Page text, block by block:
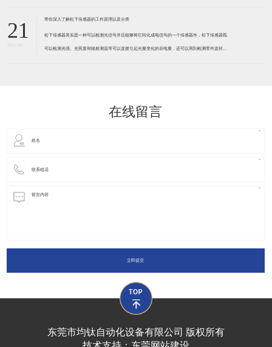
器是利用相应材料的浆料，涂覆在陶瓷基片上
21
2021-01
带你深入了解松下传感器的工作原理以及分类
松下传感器其实是一种可以检测光信号并且能够将它转化成电信号的一个传感器件，松下传感器既
可以检测光强、光照度和辐射测温等可以直接引起光量变化的非电量，还可以用到检测零件直径、
在线留言
立即提交
东莞市均钛自动化设备有限公司 版权所有